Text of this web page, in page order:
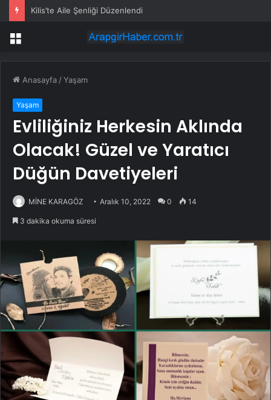
Menü
Anasayfa /Yaşam
Yaşam
Evliliğiniz Herkesin Aklında
Olacak! Güzel ve Yaratıcı
Düğün Davetiyeleri
MİNE KARAGÖZ Aralık 10, 2022 0 14
3 dakika okuma süresi